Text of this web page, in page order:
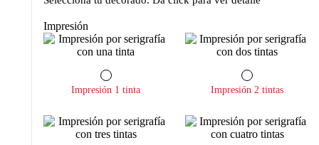
Impresión
Impresión 1 tinta Impresión 2 tintas